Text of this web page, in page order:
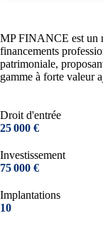
MP FINANCE est un
financements
patrimoniale,
gamme à forte valeur
Droit d'entrée
25 000 €
Investissement
75 000 €
Implantations
10